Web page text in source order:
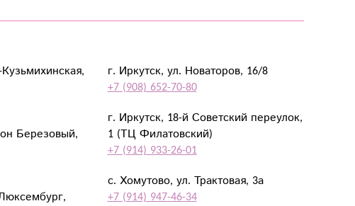
Березовый,
г. Иркутск, ул. Новаторов, 16/8
+7 (908) 652-70-80
г. Иркутск, 18-й Советский переулок,
1 (ТЦ Филатовский)
+7 (914) 933-26-01
с. Хомутово, ул. Трактовая, 3а
+7 (914) 947-46-34